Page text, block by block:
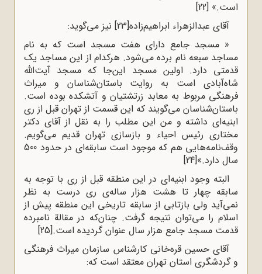
است.» [22]
آقای عبدالزهراء ابراهیم‌زاده[23] نیز می‌گوید:
« مسجد جامع دارای هفت مسجد است که به نام
مساجد سبعه نام برده می‌شود. هرکدام از این مساجد یک
قدمتی دارد. اولین مسجد این‌جا که مسجد آیت‌الله
شاه‌آبادی است به روایت باستان‌شناسان و میراث
فرهنگی مربوط به معابد زرتشتیان و آتشکده بوده است.
باستان‌شناسان می‌گویند که این قسمت از تهران قبل از ری
ابنیه‌ای داشته و من این مطلب را به نقل از آقای دکتر
مختاری رئیس احیاء و بازسازی تهران قدیم می‌گویم.
وقف‌نامه‌هایی هم که موجود است سابقه‌ای در حدود 500
سال دارد.»[24]
البته وجود ابنیه‌ای در این منطقه قبل از ری با توجه به
سابقه چهار تا هشت هزار ساله‌ی ری درست به نظر
نمی‌آید ولی بازتابی از سابقه تاریخی این منطقه پیش از
اسلام را می‌توان نتیجه گرفت. چنان‌که در مقالة نامبرده
قدمت مسجد جامع هزار سال عنوان گردیده است.[25]
آقای حسین قره‌خانی‌ کارشناس سازمان میراث فرهنگی
و گردشگری استان تهران معتقد است که: